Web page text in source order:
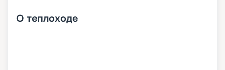
О теплоходе